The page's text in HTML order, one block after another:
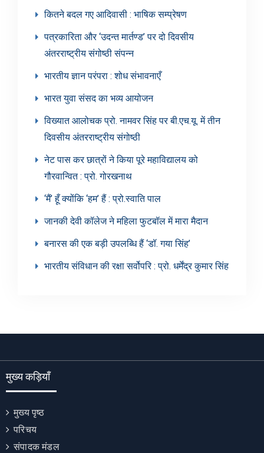
कितने बदल गए आदिवासी : भाषिक सम्प्रेषण
पत्रकारिता और ‘उदन्त मार्तण्ड’ पर दो दिवसीय
अंतरराष्ट्रीय संगोष्ठी संपन्न
भारतीय ज्ञान परंपरा : शोध संभावनाएँ
भारत युवा संसद का भव्य आयोजन
विख्यात आलोचक प्रो. नामवर सिंह पर बी.एच.यू. में तीन
दिवसीय अंतरराष्ट्रीय संगोष्ठी
नेट पास कर छात्रों ने किया पूरे महाविद्यालय को
गौरवान्वित : प्रो. गोरखनाथ
‘मैं’ हूँ क्योंकि ‘हम’ हैं : प्रो.स्वाति पाल
जानकी देवी कॉलेज ने महिला फुटबॉल में मारा मैदान
बनारस की एक बड़ी उपलब्धि हैं ‘डॉ. गया सिंह’
भारतीय संविधान की रक्षा सर्वोपरि : प्रो. धर्मेंद्र कुमार सिंह
मुख्य कड़ियाँ
मुख्य पृष्ठ
परिचय
संपादक मंडल